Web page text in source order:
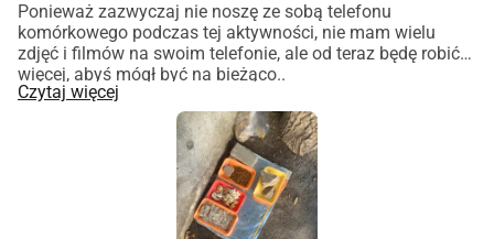
Ponieważ zazwyczaj nie noszę ze sobą telefonu
komórkowego podczas tej aktywności, nie mam wielu
zdjęć i filmów na swoim telefonie, ale od teraz będę robić
więcej, abyś mógł być na bieżąco..
Czytaj więcej